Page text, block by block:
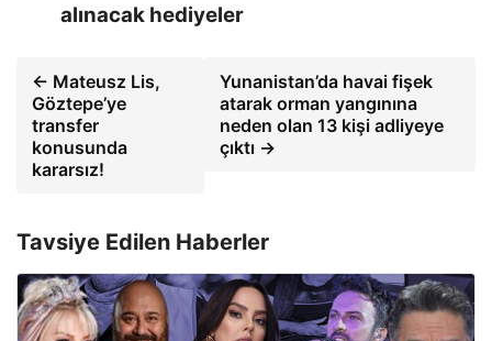
alınacak hediyeler
← Mateusz Lis,
Göztepe’ye
transfer
konusunda
kararsız!
Yunanistan’da havai fişek
atarak orman yangınına
neden olan 13 kişi adliyeye
çıktı →
Tavsiye Edilen Haberler